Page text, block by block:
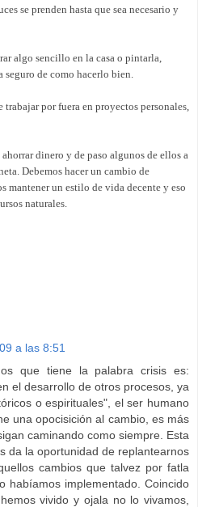
se prenden hasta que sea necesario y
algo sencillo en la casa o pintarla,
de como hacerlo bien.
por fuera en proyectos personales,
dinero y de paso algunos de ellos a
Debemos hacer un cambio de
un estilo de vida decente y eso
naturales.
a las 8:51
que tiene la palabra crisis es:
el desarrollo de otros procesos, ya
o espirituales", el ser humano
una opocisición al cambio, es más
caminando como siempre. Esta
da la oportunidad de replantearnos
cambios que talvez por fatla
habíamos implementado. Coincido
vivido y ojala no lo vivamos,